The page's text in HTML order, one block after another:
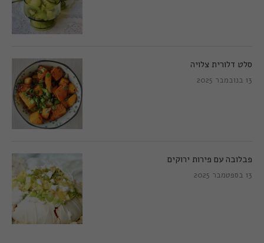
סלט דלורית צלויה
13 בנובמבר 2025
פבלובה עם פירות ירוקים
13 בספטמבר 2025